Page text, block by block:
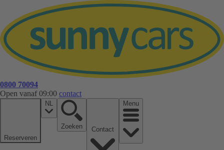
0800 70094
Open vanaf 09:00 contact
Reserveren
NL
Zoeken
Menu